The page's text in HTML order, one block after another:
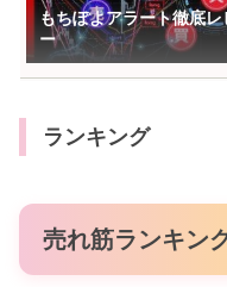
もちぽよアラート徹底レ
ー
ランキング
売れ筋ランキン